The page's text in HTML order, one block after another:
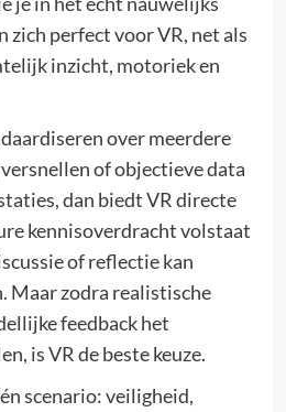
zich perfect voor VR, net als
inzicht, motoriek en
over meerdere
of objectieve data
dan biedt VR directe
kennisoverdracht volstaat
of reflectie kan
Maar zodra realistische
feedback het
is VR de beste keuze.
scenario: veiligheid,